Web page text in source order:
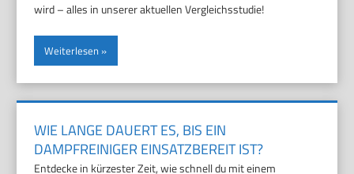
wird – alles in unserer aktuellen Vergleichsstudie!
Weiterlesen
WIE LANGE DAUERT ES, BIS EIN
DAMPFREINIGER EINSATZBEREIT IST?
Entdecke in kürzester Zeit, wie schnell du mit einem